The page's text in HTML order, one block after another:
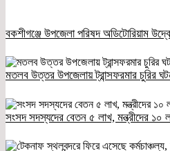
বকশীগঞ্জে উপজেলা পরিষদ অডিটোরিয়াম
মতলব উত্তর উপজেলায় ট্রান্সফরমার চুরির
সংসদ সদস্যদের বেতন ৫ লাখ, মন্ত্রীদের